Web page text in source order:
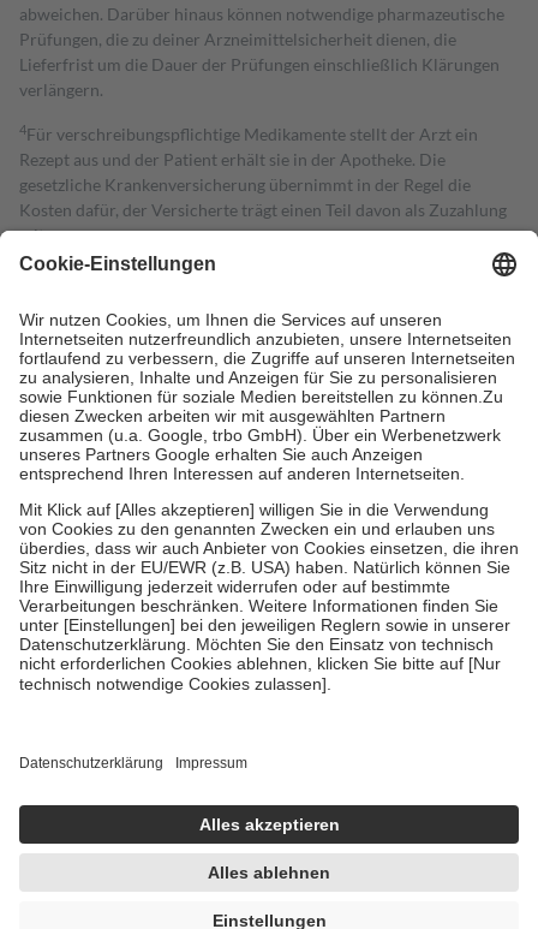
abweichen. Darüber hinaus können notwendige pharmazeutische
Prüfungen, die zu deiner Arzneimittelsicherheit dienen, die
Lieferfrist um die Dauer der Prüfungen einschließlich Klärungen
verlängern.
4Für verschreibungspflichtige Medikamente stellt der Arzt ein
Rezept aus und der Patient erhält sie in der Apotheke. Die
gesetzliche Krankenversicherung übernimmt in der Regel die
Kosten dafür, der Versicherte trägt einen Teil davon als Zuzahlung
mit.
Grundsätzlich leisten Mitglieder Zuzahlungen in Höhe von zehn
höchstens zehn Euro.
Es sind jedoch nie mehr als die tatsächlichen
Kosten der Leistung zu entrichten.
Diese Regeln gelten grundsätzlich auch für Online-Apotheken.
Bei Heilmitteln und häuslicher Krankenpflege beträgt die
Zuzahlung zehn Prozent der Kosten sowie zehn Euro je
Verordnung.
Um das Engagement der Versicherten für ihre eigene Gesundheit zu
stärken und die besondere Stellung der Familie zu unterstützen,
fallenkeine Zuzahlungenan bei:
• Kindern und Jugendlichen bis zum vollendeten 18. Lebensjahr
mit Ausnahme der Fahrkosten
• Untersuchungen zur Vorsorge und Früherkennung, die von der
GKV getragen werden
• empfohlenen Schutzimpfungen
• Harn- und Blutteststreifen
getroffen, um sicherzustellen, dass es sich um echte Bewertungen
https://help.etrusted.com/hc/de/articles/4419944605341
Einige Bilder und Inhalte wurden unter Zuhilfenahme künstlicher